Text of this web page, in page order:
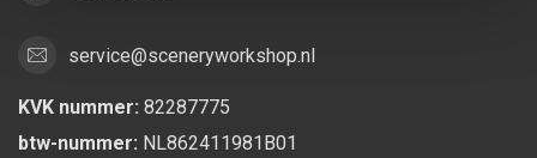
service@sceneryworkshop.nl
KVK nummer: 82287775
btw-nummer: NL862411981B01